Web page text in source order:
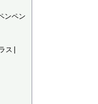
ンペン
ス|